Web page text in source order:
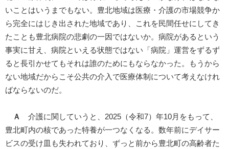
いことはいうまでもない。豊北地域は医療・介護の市場競争か
ら完全にはじき出された地域であり、これを民間任せにしてき
たことも豊北病院の悲劇の一因ではないか。病院があるという
事実に甘え、病院といえる状態ではない「病院」運営をずるず
ると長引かせてもそれは誰のためにもならなかった。もうから
ない地域だからこそ公共の介入で医療体制について考えなけれ
ばならないのだ。
Ａ
介護に関していうと、2025（令和7）年10月をもって、
豊北町内の核であった特養が一つなくなる。数年前にデイサー
ビスの受け皿も失われており、ずっと前から豊北町の高齢者た